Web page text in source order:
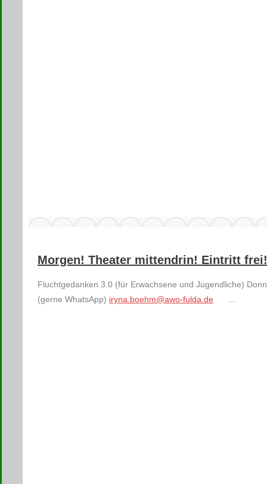
Morgen! Theater mittendrin! Eintritt frei!
​Fluchtgedanken 3.0 (für Erwachsene und Jugendliche)
(gerne WhatsApp) iryna.boehm@awo-fulda.de